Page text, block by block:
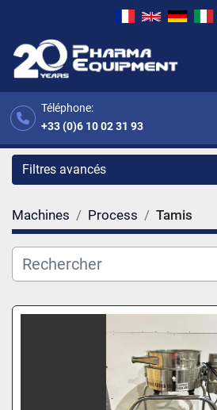
Téléphone:
+33 (0)6 10 02 31 93
Filtres avancés
Catégorie
Fabricant
Machines Process Tamis